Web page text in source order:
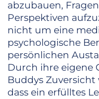
abzubauen,
Perspektiven
nicht um eine
psychologische
persönlichen
Durch ihre eigene
Buddys
dass ein erfülltes